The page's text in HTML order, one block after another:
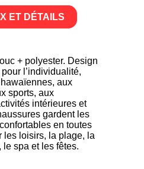
ET DÉTAILS
+ polyester. Design
l’individualité,
aux
sports, aux
intérieures et
gardent les
en toutes
les loisirs, la plage, la
spa et les fêtes.